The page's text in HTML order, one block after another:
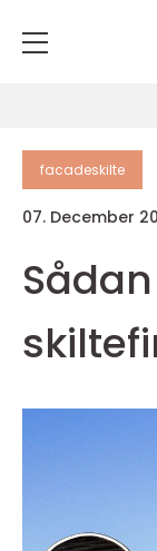
facadeskilte
07. December